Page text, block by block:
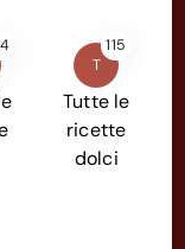
T
115
Tutte le
ricette
dolci